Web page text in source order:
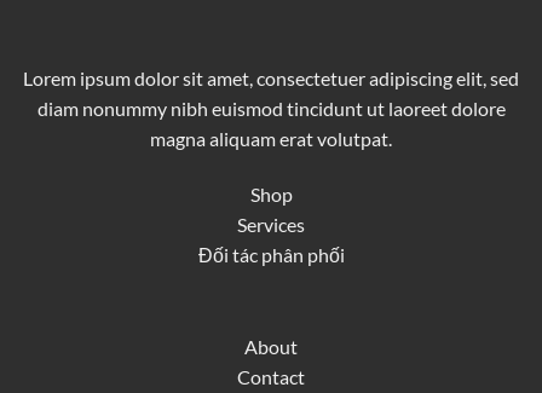
Lorem ipsum dolor sit amet, consectetuer adipiscing elit, sed
diam nonummy nibh euismod tincidunt ut laoreet dolore
magna aliquam erat volutpat.
Shop
Services
Đối tác phân phối
About
Contact